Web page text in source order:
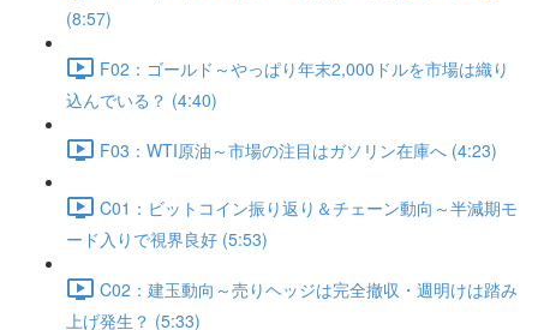
(8:57)
F02：ゴールド～やっぱり年末2,000ドルを市場は織り
込んでいる？ (4:40)
F03：WTI原油～市場の注目はガソリン在庫へ (4:23)
C01：ビットコイン振り返り＆チェーン動向～半減期モ
ード入りで視界良好 (5:53)
C02：建玉動向～売りヘッジは完全撤収・週明けは踏み
上げ発生？ (5:33)